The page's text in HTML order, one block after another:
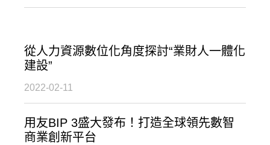
從人力資源數位化角度探討“業財人一體化
建設”
2022-02-11
用友BIP 3盛大發布！打造全球領先數智
商業創新平台